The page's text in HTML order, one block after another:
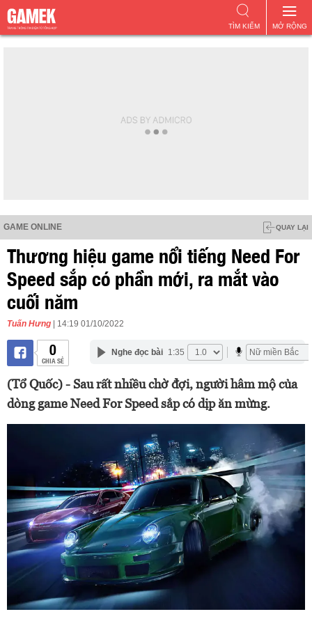
MỞ RỘNG
TÌM KIẾM
GAME ONLINE QUAY LẠI
Thương hiệu game nổi tiếng Need For
Speed sắp có phần mới, ra mắt vào
cuối năm
Tuấn Hưng | 14:19 01/10/2022
0
CHIA SẺ
Nghe đọc bài 1:35
(Tổ Quốc) - Sau rất nhiều chờ đợi, người hâm mộ của
dòng game Need For Speed sắp có dịp ăn mừng.